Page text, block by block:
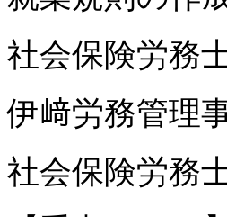
社会保険労務
伊﨑労務管理
社会保険労務